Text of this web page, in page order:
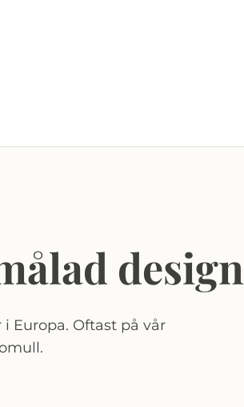
design
Europa. Oftast på vår